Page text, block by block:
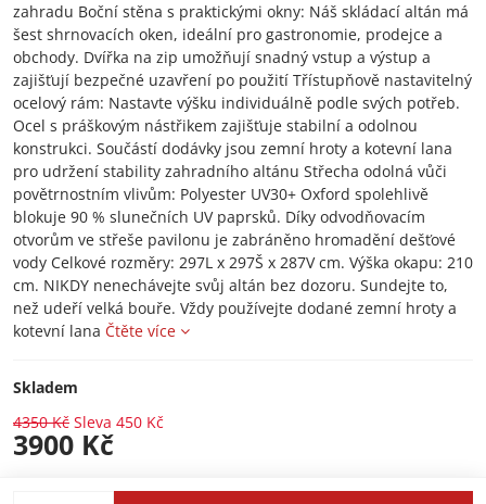
zahradu Boční stěna s praktickými okny: Náš skládací altán má
šest shrnovacích oken, ideální pro gastronomie, prodejce a
obchody. Dvířka na zip umožňují snadný vstup a výstup a
zajišťují bezpečné uzavření po použití Třístupňově nastavitelný
ocelový rám: Nastavte výšku individuálně podle svých potřeb.
Ocel s práškovým nástřikem zajišťuje stabilní a odolnou
konstrukci. Součástí dodávky jsou zemní hroty a kotevní lana
pro udržení stability zahradního altánu Střecha odolná vůči
povětrnostním vlivům: Polyester UV30+ Oxford spolehlivě
blokuje 90 % slunečních UV paprsků. Díky odvodňovacím
otvorům ve střeše pavilonu je zabráněno hromadění dešťové
vody Celkové rozměry: 297L x 297Š x 287V cm. Výška okapu: 210
cm. NIKDY nenechávejte svůj altán bez dozoru. Sundejte to,
než udeří velká bouře. Vždy používejte dodané zemní hroty a
kotevní lana Čtěte více
Skladem
4350 Kč Sleva 450 Kč
3900 Kč